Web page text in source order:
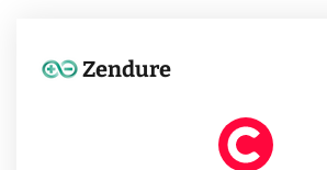
Zendure